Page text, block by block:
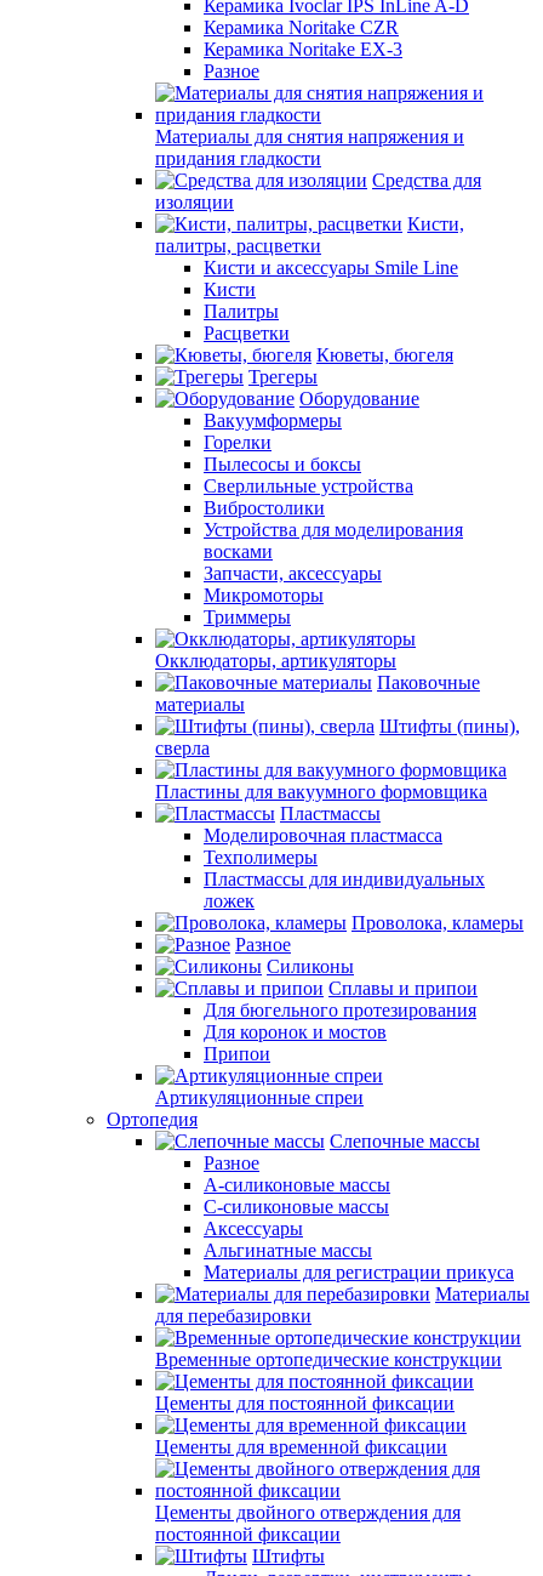
Керамика Ivoclar IPS InLine A-D
Керамика Noritake CZR
Керамика Noritake EX-3
Разное
Материалы для снятия напряжения и
придания гладкости
Средства для
изоляции
Кисти,
палитры, расцветки
Кисти и аксессуары Smile Line
Кисти
Палитры
Расцветки
Кюветы, бюгеля
Трегеры
Оборудование
Вакуумформеры
Горелки
Пылесосы и боксы
Сверлильные устройства
Вибростолики
Устройства для моделирования
восками
Запчасти, аксессуары
Микромоторы
Триммеры
Окклюдаторы, артикуляторы
Паковочные
материалы
Штифты (пины),
сверла
Пластины для вакуумного формовщика
Пластмассы
Моделировочная пластмасса
Техполимеры
Пластмассы для индивидуальных
ложек
Проволока, кламеры
Разное
Силиконы
Сплавы и припои
Для бюгельного протезирования
Для коронок и мостов
Припои
Артикуляционные спреи
Ортопедия
Слепочные массы
Разное
А-силиконовые массы
С-силиконовые массы
Аксессуары
Альгинатные массы
Материалы для регистрации прикуса
Материалы
для перебазировки
Временные ортопедические конструкции
Цементы для постоянной фиксации
Цементы для временной фиксации
Цементы двойного отверждения для
постоянной фиксации
Штифты